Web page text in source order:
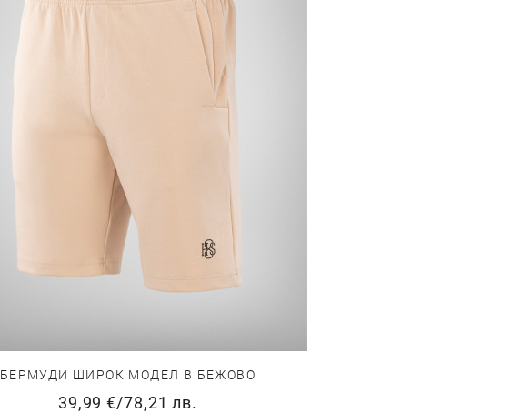
БЕРМУДИ ШИРОК МОДЕЛ В БЕЖОВО
39,99 €/78,21 лв.